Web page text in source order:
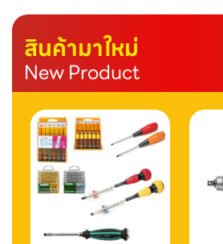
สินค้ามาใหม่
New Product